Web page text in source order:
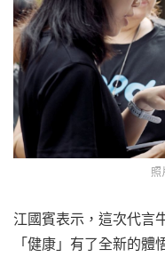
照
江國賓表示，這次代言
「健康」有了全新的